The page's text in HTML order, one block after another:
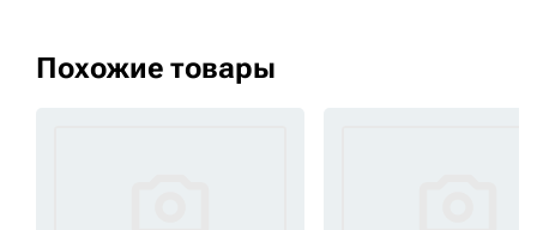
Похожие товары